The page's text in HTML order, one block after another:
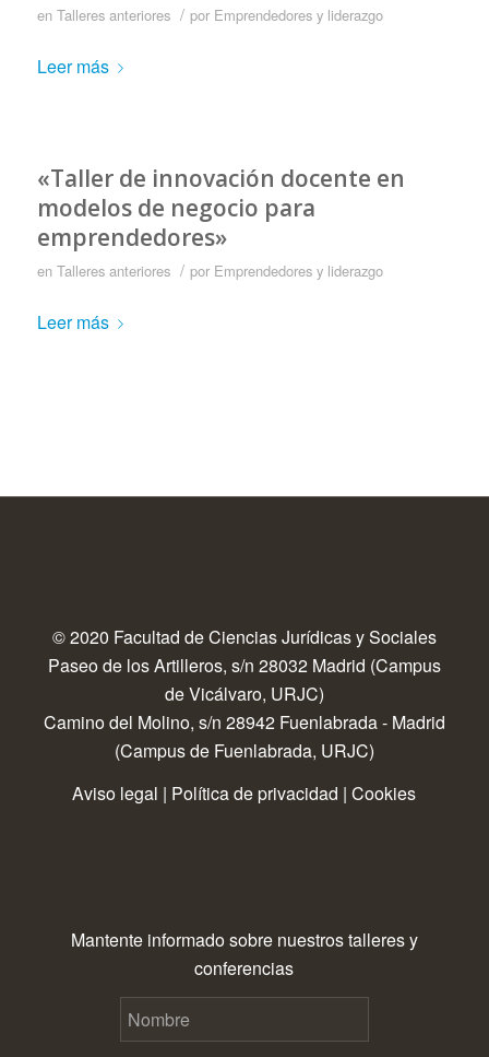
en Talleres anteriores / por Emprendedores y liderazgo
Leer más
«Taller de innovación docente en
modelos de negocio para
emprendedores»
en Talleres anteriores / por Emprendedores y liderazgo
Leer más
© 2020 Facultad de Ciencias Jurídicas y Sociales
Paseo de los Artilleros, s/n 28032 Madrid (Campus
de Vicálvaro, URJC)
Camino del Molino, s/n 28942 Fuenlabrada - Madrid
(Campus de Fuenlabrada, URJC)
Aviso legal | Política de privacidad |Cookies
Mantente informado sobre nuestros talleres y
conferencias